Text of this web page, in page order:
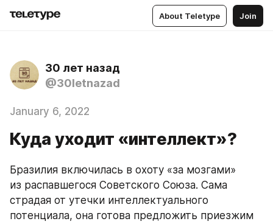
About Teletype Join
30 лет назад
@30letnazad
January 6, 2022
Куда уходит «интеллект»?
Бразилия включилась в охоту «за мозгами»
из распавшегося Советского Союза. Сама
страдая от утечки интеллектуального
потенциала, она готова предложить приезжим